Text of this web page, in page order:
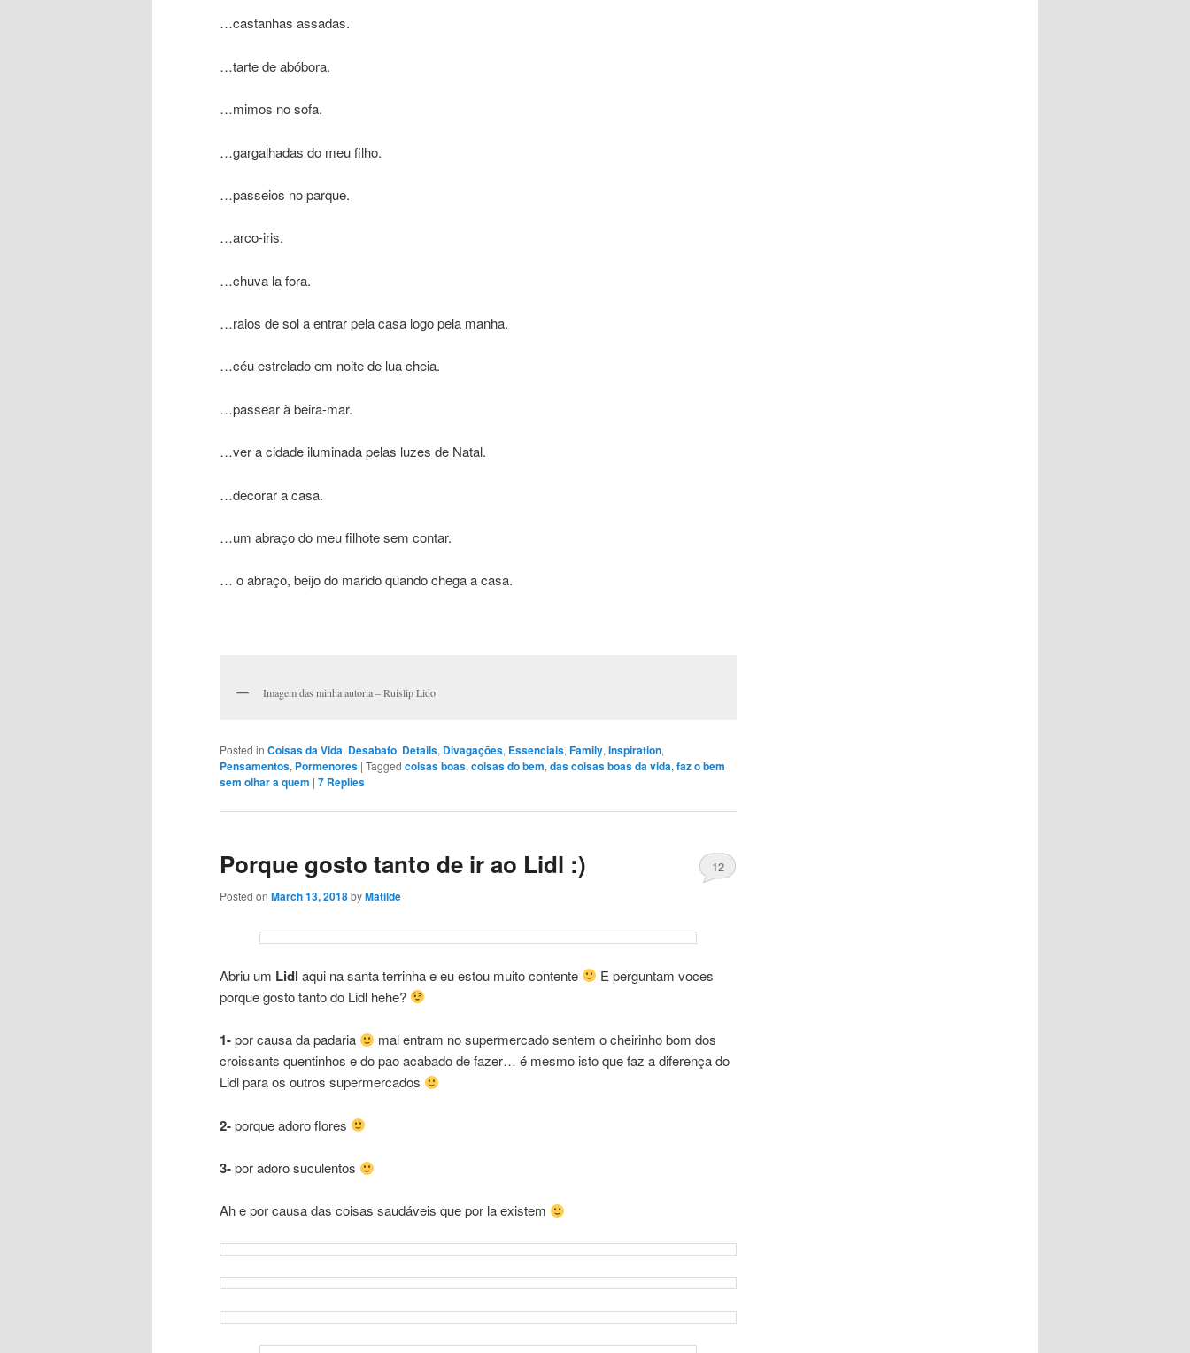
…castanhas assadas.
…tarte de abóbora.
…mimos no sofa.
…gargalhadas do meu filho.
…passeios no parque.
…arco-iris.
…chuva la fora.
…raios de sol a entrar pela casa logo pela manha.
…céu estrelado em noite de lua cheia.
…passear à beira-mar.
…ver a cidade iluminada pelas luzes de Natal.
…decorar a casa.
…um abraço do meu filhote sem contar.
… o abraço, beijo do marido quando chega a casa.
Imagem das minha autoria – Ruislip Lido
Posted in Coisas da Vida, Desabafo, Details, Divagaçōes, Essenciais, Family, Inspiration,
Pensamentos, Pormenores | Tagged coisas boas, coisas do bem, das coisas boas da vida, faz o bem
sem olhar a quem | 7 Replies
Porque gosto tanto de ir ao Lidl :)
Posted on March 13, 2018byMatilde
12
Abriu um Lidl aqui na santa terrinha e eu estou muito contente
E perguntam voces
porque gosto tanto do Lidl hehe?
1-por causa da padaria
mal entram no supermercado sentem o cheirinho bom dos
croissants quentinhos e do pao acabado de fazer… é mesmo isto que faz a diferença do
Lidl para os outros supermercados
2-porque adoro flores
3-por adoro suculentos
Ah e por causa das coisas saudáveis que por la existem